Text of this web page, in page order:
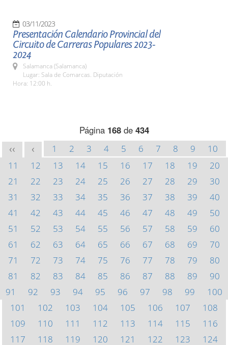
03/11/2023
Presentación Calendario Provincial del
Circuito de Carreras Populares 2023-
2024
Salamanca (Salamanca)
Lugar: Sala de Comarcas. Diputación
Hora: 12:00 h.
Página 168de 434
<< < 1 2 3 4 5 6 7 8 9
10
11
12 13 14 15 16 17 18 19
20
21
22 23 24 25 26 27 28 29
30
31
32 33 34 35 36 37 38 39
40
41
42 43 44 45 46 47 48 49
50
51
52 53 54 55 56 57 58 59
60
61
62 63 64 65 66 67 68 69
70
71
72 73 74 75 76 77 78 79
80
81
82 83 84 85 86 87 88 89
90
91
92 93 94 95 96 97 98 99
100
101
102 103 104 105 106 107
108
109
110 111 112 113 114 115
116
117
118 119 120 121 122 123
124